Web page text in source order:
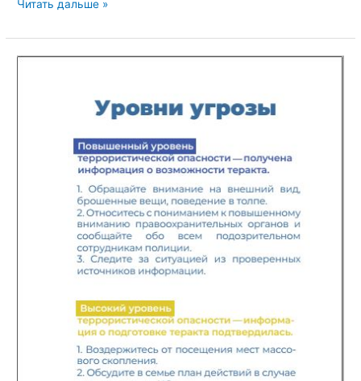
Действия
атаке
БПЛА
Читать дальше »